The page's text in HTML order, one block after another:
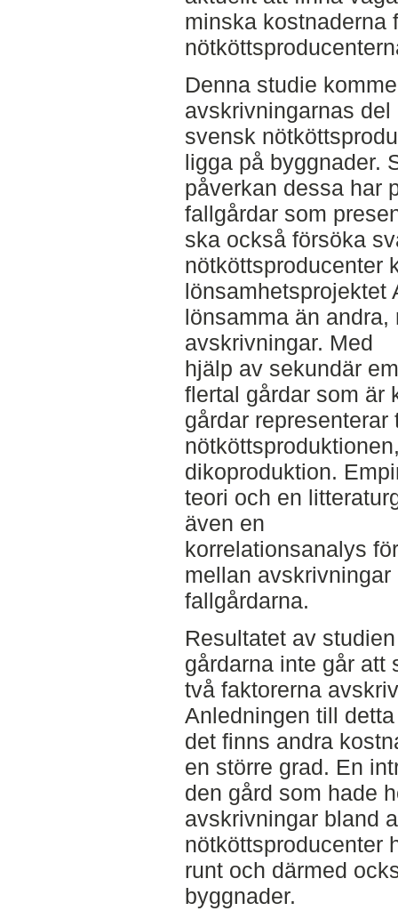
minska kostnaderna
Denna studie
avskrivningarnas
svensk
ligga på byggnader.
påverkan dessa har
fallgårdar som
ska också försöka
nötköttsproducenter
lönsamhetsprojektet
lönsamma än
avskrivningar. Med
hjälp av sekundär
flertal gårdar som är
gårdar representerar
dikoproduktion.
teori och en
även en
korrelationsanalys
mellan
fallgårdarna.
Resultatet av
gårdarna inte går att
två faktorerna
Anledningen till
det finns andra
en större grad. En
den gård som hade
avskrivningar bland
nötköttsproducenter
runt och därmed
byggnader.